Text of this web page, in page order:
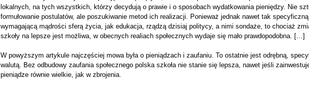
lokalnych, na tych wszystkich, którzy decydują o prawie i o sposobach wydatkowania pieniędzy. Nie
formułowanie postulatów, ale poszukiwanie metod ich realizacji. Ponieważ jednak nawet tak
wymagającą mądrości sferą życia, jak edukacja, rządzą dzisiaj politycy, a nimi sondaże, to chociaż
szkoły na lepsze jest możliwa, w obecnych realiach społecznych wydaje się mało prawdopodobna. […]
W powyższym artykule najczęściej mowa była o pieniądzach i zaufaniu. To ostatnie jest odrębną,
walutą. Bez odbudowy zaufania społecznego polska szkoła nie stanie się lepsza, nawet jeśli
pieniądze równie wielkie, jak w zbrojenia.